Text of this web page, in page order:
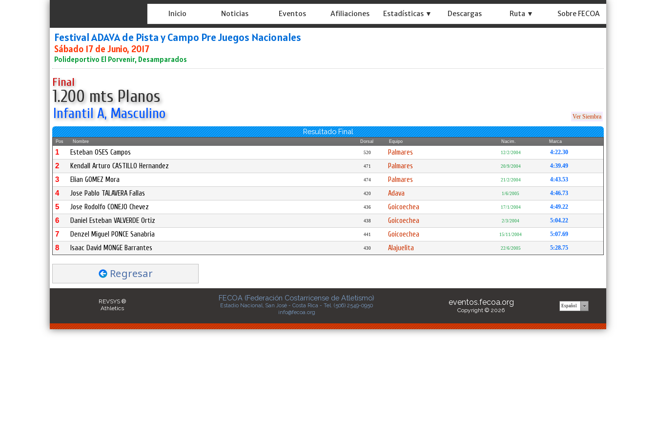
Inicio Noticias Eventos Afiliaciones Estadísticas ▼ Descargas Ruta ▼ Sobre FECOA
Festival ADAVA de Pista y Campo Pre Juegos Nacionales
Sábado 17 de Junio, 2017
Polideportivo El Porvenir, Desamparados
Final
1.200 mts Planos
Infantil A, Masculino Ver Siembra
Resultado Final
Pos Nombre Dorsal Equipo Nacim. Marca
1 Esteban OSES Campos 520 Palmares 12/2/2004 4:22.30
2 Kendall Arturo CASTILLO Hernandez 471 Palmares 20/9/2004 4:39.49
3 Elian GOMEZ Mora 474 Palmares 21/2/2004 4:43.53
4 Jose Pablo TALAVERA Fallas 420 Adava 1/6/2005 4:46.73
5 Jose Rodolfo CONEJO Chevez 436 Goicoechea 17/1/2004 4:49.22
6 Daniel Esteban VALVERDE Ortiz 438 Goicoechea 2/3/2004 5:04.22
7 Denzel Miguel PONCE Sanabria 441 Goicoechea 15/11/2004 5:07.69
8 Isaac David MONGE Barrantes 430 Alajuelita 22/6/2005 5:28.75
Regresar
REVSYS ®
Athletics
FECOA (Federación Costarricense de Atletismo)
Estadio Nacional, San José - Costa Rica - Tel. (506) 2549-0950
info@fecoa.org
eventos.fecoa.org
Copyright © 2026